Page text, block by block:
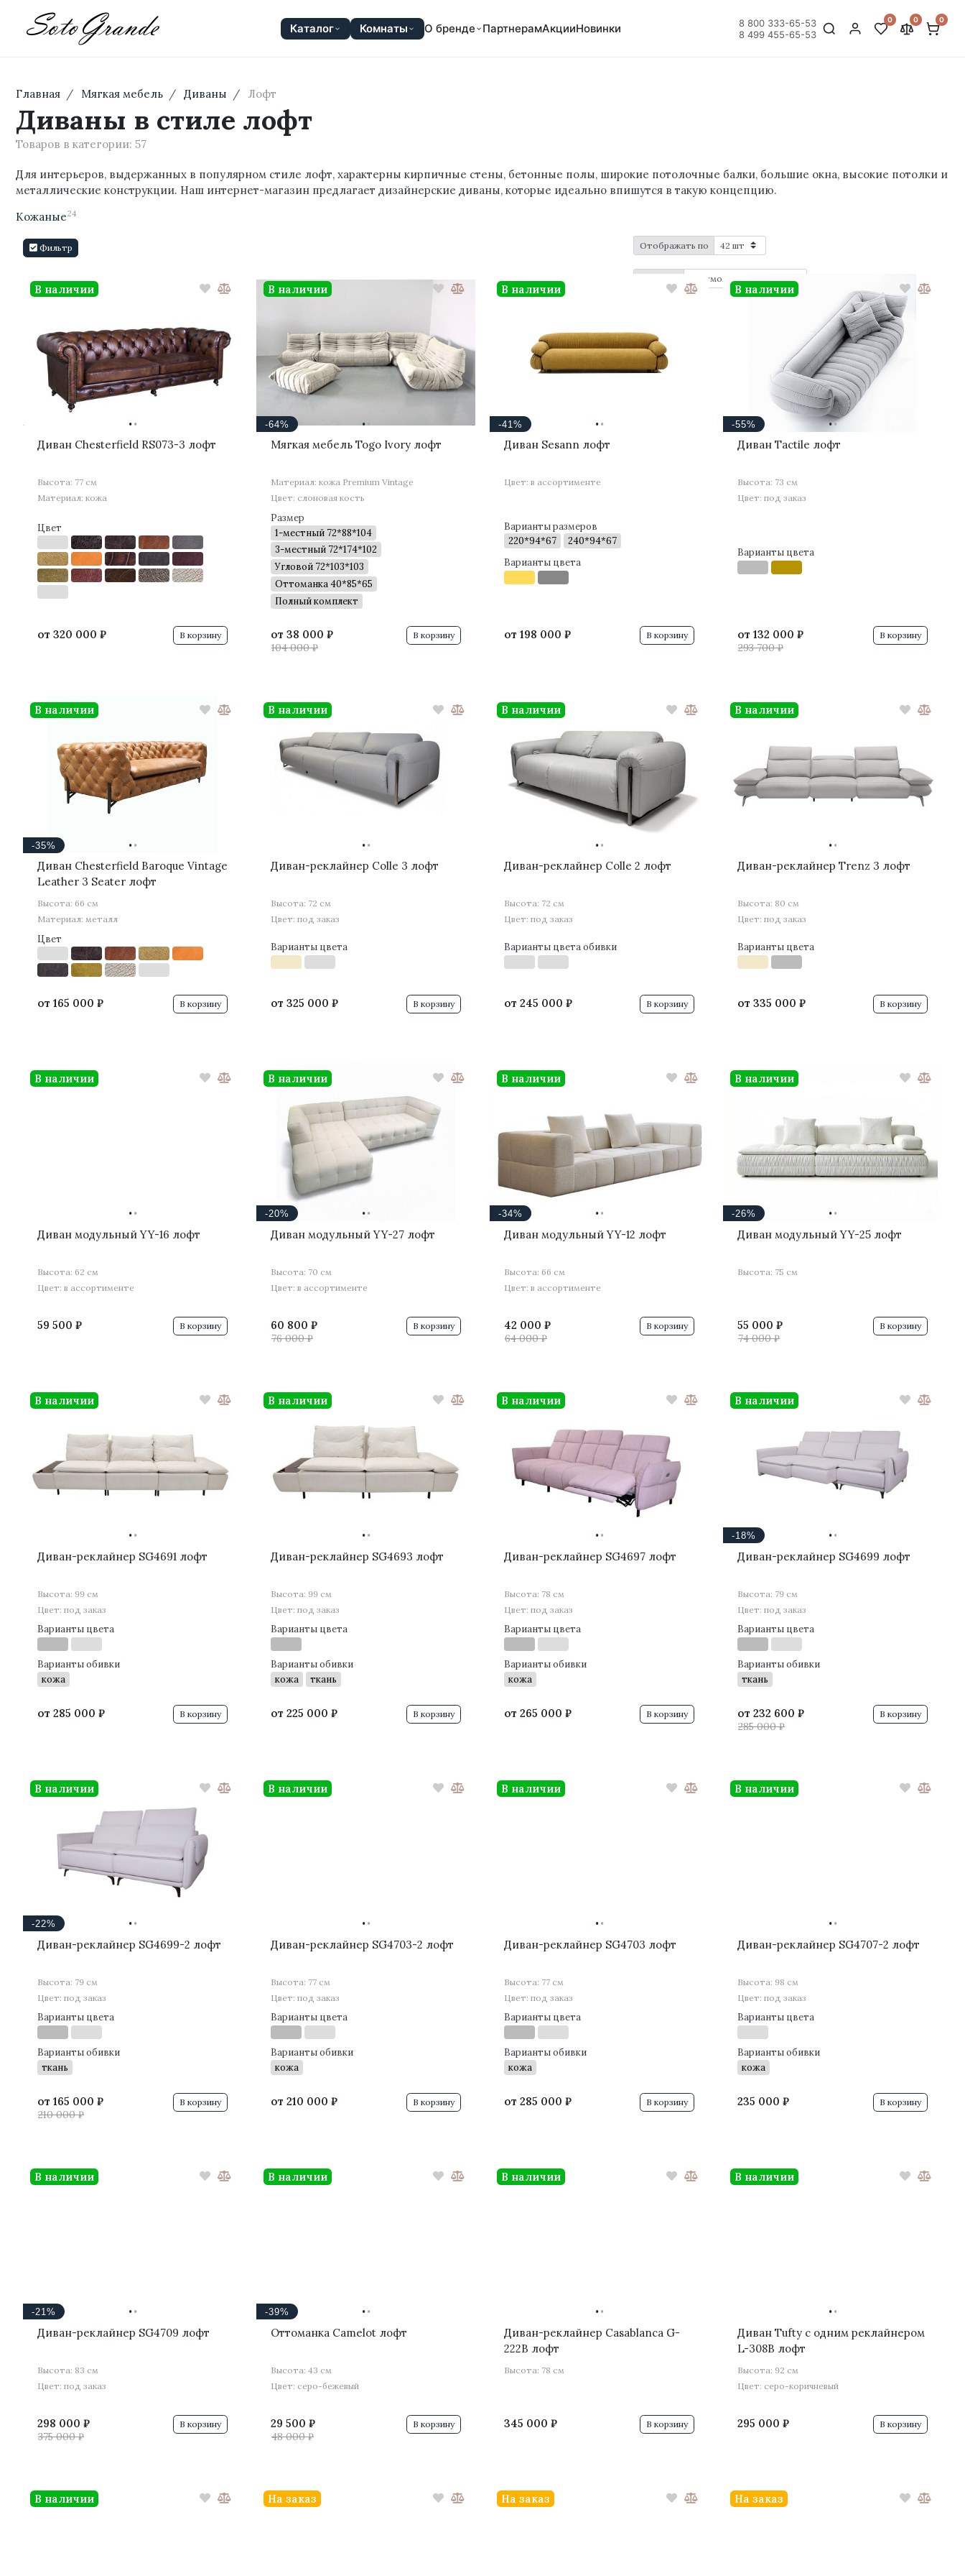
Каталог Комнаты О бренде ПартнерамАкцииНовинки
8 800 333-65-53
8 499 455-65-53
0 0 0
Главная Мягкая мебель Диваны Лофт
Диваны в стиле лофт
Товаров в категории: 57
Для интерьеров, выдержанных в популярном стиле лофт, характерны кирпичные стены, бетонные полы, широкие потолочные балки, большие окна, высокие потолки и
металлические конструкции. Наш интернет-магазин предлагает дизайнерские диваны, которые идеально впишутся в такую концепцию.
Кожаные24
Фильтр Отображать по
··
Диван Chesterfield RS073-3 лофт
Высота: 77 см
Материал: кожа
Цвет
от 320 000 ₽
В наличии
В корзину
··
-64%
Мягкая мебель Togo Ivory лофт
Материал: кожа Premium Vintage
Цвет: слоновая кость
Размер
1-местный 72*88*104
3-местный 72*174*102
Угловой 72*103*103
Оттоманка 40*85*65
Полный комплект
от 38 000 ₽
104 000 ₽
В наличии
В корзину
··
-41%
Диван Sesann лофт
Цвет: в ассортименте
Варианты размеров
220*94*67
240*94*67
Варианты цвета
от 198 000 ₽
В наличии
В корзину
··
-55%
Диван Tactile лофт
Высота: 73 см
Цвет: под заказ
Варианты цвета
от 132 000 ₽
293 700 ₽
В наличии
В корзину
··
-35%
Диван Chesterfield Baroque Vintage
Leather 3 Seater лофт
Высота: 66 см
Материал: металл
Цвет
от 165 000 ₽
В наличии
В корзину
··
Диван-реклайнер Colle 3 лофт
Высота: 72 см
Цвет: под заказ
Варианты цвета
от 325 000 ₽
В наличии
В корзину
··
Диван-реклайнер Colle 2 лофт
Высота: 72 см
Цвет: под заказ
Варианты цвета обивки
от 245 000 ₽
В наличии
В корзину
··
Диван-реклайнер Trenz 3 лофт
Высота: 80 см
Цвет: под заказ
Варианты цвета
от 335 000 ₽
В наличии
В корзину
··
Диван модульный YY-16 лофт
Высота: 62 см
Цвет: в ассортименте
59 500 ₽
В наличии
В корзину
··
-20%
Диван модульный YY-27 лофт
Высота: 70 см
Цвет: в ассортименте
60 800 ₽
76 000 ₽
В наличии
В корзину
··
-34%
Диван модульный YY-12 лофт
Высота: 66 см
Цвет: в ассортименте
42 000 ₽
64 000 ₽
В наличии
В корзину
··
-26%
Диван модульный YY-25 лофт
Высота: 75 см
55 000 ₽
74 000 ₽
В наличии
В корзину
··
Диван-реклайнер SG4691 лофт
Высота: 99 см
Цвет: под заказ
Варианты цвета
Варианты обивки
кожа
от 285 000 ₽
В наличии
В корзину
··
Диван-реклайнер SG4693 лофт
Высота: 99 см
Цвет: под заказ
Варианты цвета
Варианты обивки
кожа
ткань
от 225 000 ₽
В наличии
В корзину
··
Диван-реклайнер SG4697 лофт
Высота: 78 см
Цвет: под заказ
Варианты цвета
Варианты обивки
кожа
от 265 000 ₽
В наличии
В корзину
··
-18%
Диван-реклайнер SG4699 лофт
Высота: 79 см
Цвет: под заказ
Варианты цвета
Варианты обивки
ткань
от 232 600 ₽
285 000 ₽
В наличии
В корзину
··
-22%
Диван-реклайнер SG4699-2 лофт
Высота: 79 см
Цвет: под заказ
Варианты цвета
Варианты обивки
ткань
от 165 000 ₽
210 000 ₽
В наличии
В корзину
··
Диван-реклайнер SG4703-2 лофт
Высота: 77 см
Цвет: под заказ
Варианты цвета
Варианты обивки
кожа
от 210 000 ₽
В наличии
В корзину
··
Диван-реклайнер SG4703 лофт
Высота: 77 см
Цвет: под заказ
Варианты цвета
Варианты обивки
кожа
от 285 000 ₽
В наличии
В корзину
··
Диван-реклайнер SG4707-2 лофт
Высота: 98 см
Цвет: под заказ
Варианты цвета
Варианты обивки
кожа
235 000 ₽
В наличии
В корзину
··
-21%
Диван-реклайнер SG4709 лофт
Высота: 83 см
Цвет: под заказ
298 000 ₽
375 000 ₽
В наличии
В корзину
··
-39%
Оттоманка Camelot лофт
Высота: 43 см
Цвет: серо-бежевый
29 500 ₽
48 000 ₽
В наличии
В корзину
··
Диван-реклайнер Casablanca G-
222B лофт
Высота: 78 см
345 000 ₽
В наличии
В корзину
··
Диван Tufty с одним реклайнером
L-308B лофт
Высота: 92 см
Цвет: серо-коричневый
295 000 ₽
В наличии
В корзину
В наличии На заказ На заказ На заказ